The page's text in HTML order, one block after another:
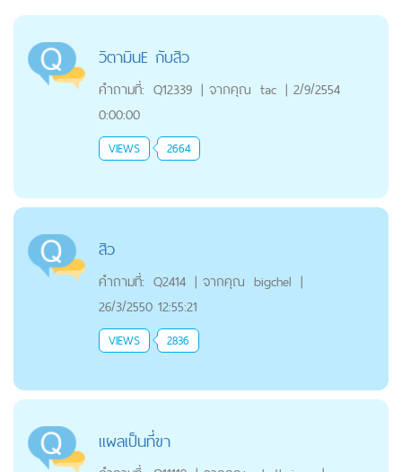
วิตามินE กับสิว
คำถามที่: Q12339 | จากคุณ tac | 2/9/2554
0:00:00
VIEWS 2664
สิว
คำถามที่: Q2414 | จากคุณ bigchel |
26/3/2550 12:55:21
VIEWS 2836
แผลเป็นที่ขา